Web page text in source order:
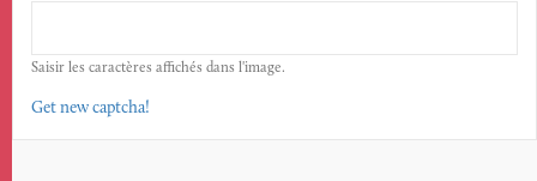
Saisir les caractères affichés dans l'image.
Get new captcha!